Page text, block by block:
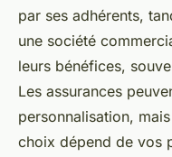
par ses adhérents,
une société
leurs bénéfices,
Les assurances
personnalisation,
choix dépend de vos